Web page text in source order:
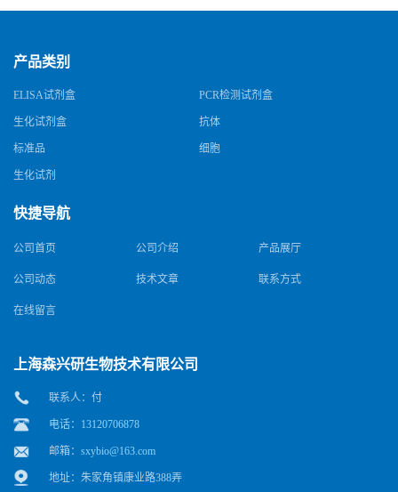
产品类别
ELISA试剂盒 PCR检测试剂盒
生化试剂盒 抗体
标准品 细胞
生化试剂
快捷导航
公司首页 公司介绍 产品展厅
公司动态 技术文章 联系方式
在线留言
上海森兴研生物技术有限公司
联系人：付
电话：13120706878
邮箱： sxybio@163.com
地址：朱家角镇康业路388弄